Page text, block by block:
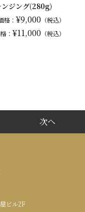
ンジング(280g)
格： ¥9,000 （税込）
： ¥11,000 （税込）
次へ
ビル2F